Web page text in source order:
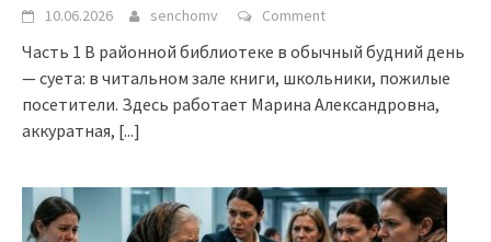
10.06.2026 senchomv Comment
Часть 1 В районной библиотеке в обычный будний день
— суета: в читальном зале книги, школьники, пожилые
посетители. Здесь работает Марина Александровна,
аккуратная, [...]